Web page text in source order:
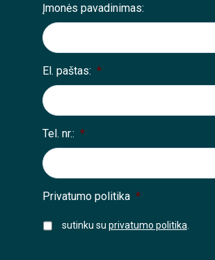
Įmonės pavadinimas:
El. paštas: *
Tel. nr.: *
Privatumo politika *
sutinku su privatumo politika